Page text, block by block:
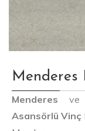
Menderes
Menderesve
Asansörlü Vinç